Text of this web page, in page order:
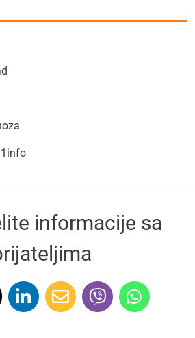
informacije sa